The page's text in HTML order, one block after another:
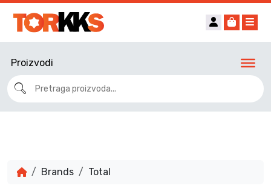
Account
Cart
Proizvodi
Brands Total